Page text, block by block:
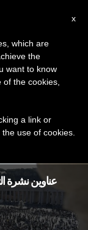
Posts Tagged ‘كلارا’
x
which are
the
want to know
the cookies,
a link or
use of cookies.